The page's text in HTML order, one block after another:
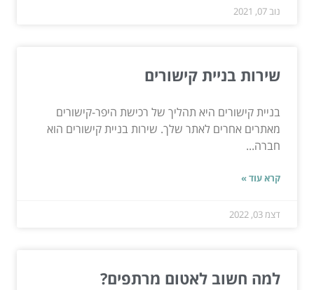
נוב 07, 2021
שירות בניית קישורים
בניית קישורים היא תהליך של רכישת היפר-קישורים
מאתרים אחרים לאתר שלך. שירות בניית קישורים הוא
חברה...
קרא עוד »
דצמ 03, 2022
למה חשוב לאטום מרתפים?